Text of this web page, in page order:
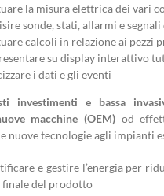
la misura elettrica dei vari
sonde, stati, allarmi e
calcoli in relazione ai pezzi
su display interattivo
i dati e gli eventi
investimenti e bassa
macchine (OEM) od
nuove tecnologie agli impianti
e gestire l’energia per
finale del prodotto